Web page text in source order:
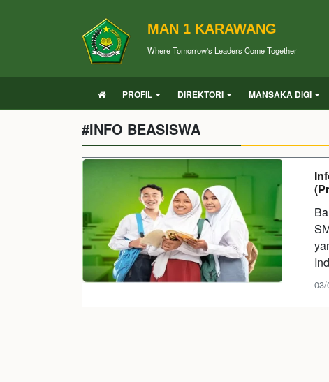
MAN 1 KARAWANG
Where Tomorrow's Leaders Come Together
PROFIL DIREKTORI MANSAKA DIGI
#INFO BEASISWA